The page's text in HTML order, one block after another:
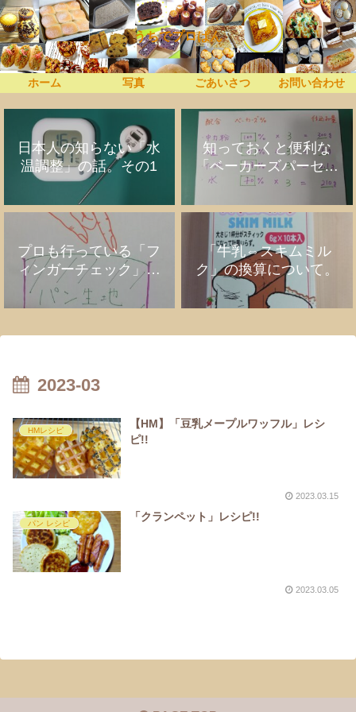
うちでプロぱん
ホーム 写真 ごあいさつ お問い合わせ
日本人の知らない「水
温調整」の話。その1
知っておくと便利な
「ベーカーズパーセン
ト」の話
プロも行っている「フ
ィンガーチェック」の
話。
「牛乳⇔スキムミル
ク」の換算について。
2023-03
HMレシピ
【HM】「豆乳メープルワッフル」レシ
ピ!!
2023.03.15
パン レシピ
「クランペット」レシピ!!
2023.03.05